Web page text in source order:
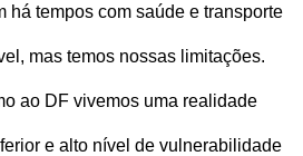
há tempos com saúde e transporte
mas temos nossas limitações.
ao DF vivemos uma realidade
e alto nível de vulnerabilidade